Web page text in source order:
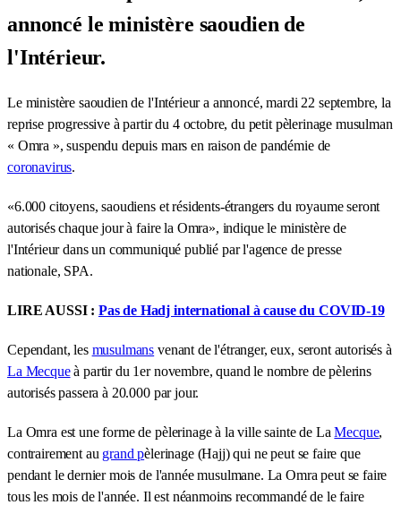
annoncé le ministère saoudien de
l'Intérieur.
Le ministère saoudien de l'Intérieur a annoncé, mardi 22 septembre, la
reprise progressive à partir du 4 octobre, du petit pèlerinage musulman
« Omra », suspendu depuis mars en raison de pandémie de
coronavirus.
«6.000 citoyens, saoudiens et résidents-étrangers du royaume seront
autorisés chaque jour à faire la Omra», indique le ministère de
l'Intérieur dans un communiqué publié par l'agence de presse
nationale, SPA.
LIRE AUSSI : Pas de Hadj international à cause du COVID-19
Cependant, les musulmans venant de l'étranger, eux, seront autorisés à
La Mecqueà partir du 1er novembre, quand le nombre de pèlerins
autorisés passera à 20.000 par jour.
La Omra est une forme de pèlerinage à la ville sainte de LaMecque,
contrairement au grand pèlerinage (Hajj) qui ne peut se faire que
pendant le dernier mois de l'année musulmane. La Omra peut se faire
tous les mois de l'année. Il est néanmoins recommandé de le faire